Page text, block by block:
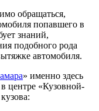
обращаться,
попавшего в
знаний,
подобного рода
автомобиля.
» именно здесь
центре «Кузовной-